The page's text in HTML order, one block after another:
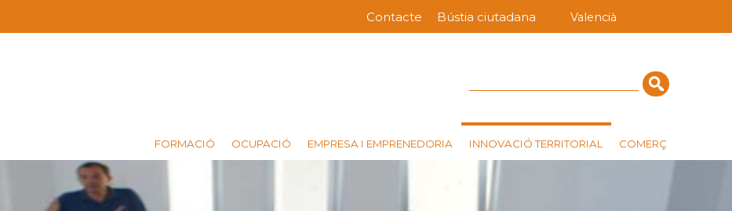
al
Valencià
Menú
Contacte Bústia ciutadana
FORMACIÓ OCUPACIÓ EMPRESA I EMPRENEDORIA INNOVACIÓ TERRITORIAL COMERÇ